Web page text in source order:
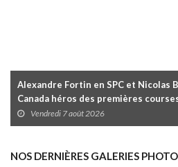
Alexandre Fortin en SPC et Nicolas
Canada héros des premières
Vendredi 7 août 2026
NOS DERNIÈRES GALERIES